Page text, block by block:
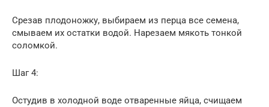
Срезав плодоножку, выбираем из перца все семена,
смываем их остатки водой. Нарезаем мякоть тонкой
соломкой.
Шаг 4:
Остудив в холодной воде отваренные яйца, счищаем